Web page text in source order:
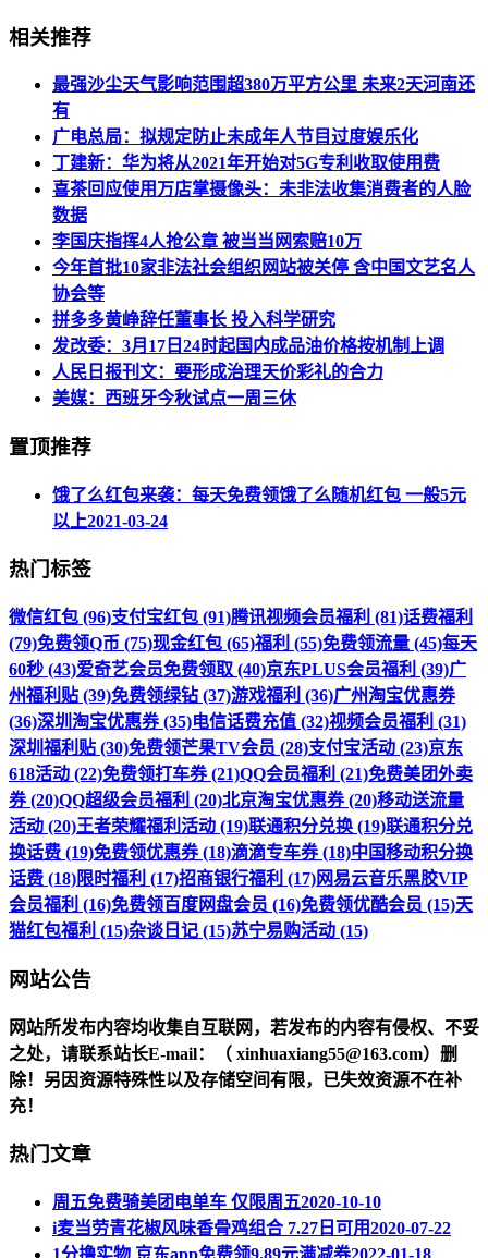
相关推荐
最强沙尘天气影响范围超380万平方公里 未来2天河南还
有
广电总局：拟规定防止未成年人节目过度娱乐化
丁建新：华为将从2021年开始对5G专利收取使用费
喜茶回应使用万店掌摄像头：未非法收集消费者的人脸
数据
李国庆指挥4人抢公章 被当当网索赔10万
今年首批10家非法社会组织网站被关停 含中国文艺名人
协会等
拼多多黄峥辞任董事长 投入科学研究
发改委：3月17日24时起国内成品油价格按机制上调
人民日报刊文：要形成治理天价彩礼的合力
美媒：西班牙今秋试点一周三休
置顶推荐
饿了么红包来袭：每天免费领饿了么随机红包 一般5元
以上2021-03-24
热门标签
微信红包 (96)支付宝红包 (91)腾讯视频会员福利 (81)话费福利
(79)免费领Q币 (75)现金红包 (65)福利 (55)免费领流量 (45)每天
60秒 (43)爱奇艺会员免费领取 (40)京东PLUS会员福利 (39)广
州福利贴 (39)免费领绿钻 (37)游戏福利 (36)广州淘宝优惠券
(36)深圳淘宝优惠券 (35)电信话费充值 (32)视频会员福利 (31)
深圳福利贴 (30)免费领芒果TV会员 (28)支付宝活动 (23)京东
618活动 (22)免费领打车券 (21)QQ会员福利 (21)免费美团外卖
券 (20)QQ超级会员福利 (20)北京淘宝优惠券 (20)移动送流量
活动 (20)王者荣耀福利活动 (19)联通积分兑换 (19)联通积分兑
换话费 (19)免费领优惠券 (18)滴滴专车券 (18)中国移动积分换
话费 (18)限时福利 (17)招商银行福利 (17)网易云音乐黑胶VIP
会员福利 (16)免费领百度网盘会员 (16)免费领优酷会员 (15)天
猫红包福利 (15)杂谈日记 (15)苏宁易购活动 (15)
网站公告
网站所发布内容均收集自互联网，若发布的内容有侵权、不妥
之处，请联系站长E-mail：（ xinhuaxiang55@163.com）删
除！另因资源特殊性以及存储空间有限，已失效资源不在补
充！
热门文章
周五免费骑美团电单车 仅限周五2020-10-10
i麦当劳青花椒风味香骨鸡组合 7.27日可用2020-07-22
1分撸实物 京东app免费领9.89元满减券2022-01-18